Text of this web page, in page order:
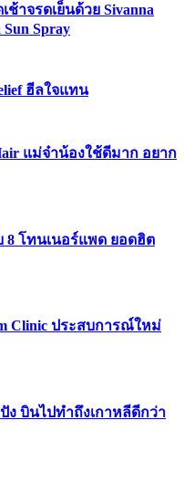
ช้าจรดเย็นด้วย Sivanna
Spray
ฮีลใจแทน
แม่จ๋าน้องใช้ดีมาก อยาก
8 โทนเนอร์แพด ยอดฮิต
Clinic ประสบการณ์ใหม่
ง บินไปทำถึงเกาหลีดีกว่า